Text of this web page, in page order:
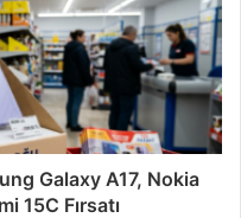
Galaxy A17, Nokia
15C Fırsatı